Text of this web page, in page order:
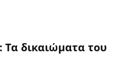
Τα δικαιώματα του